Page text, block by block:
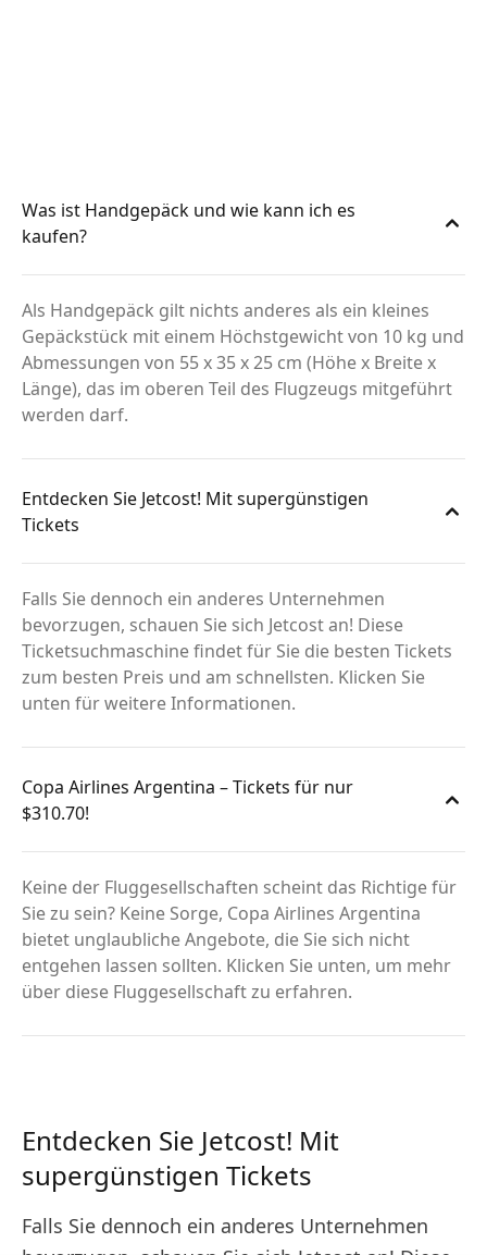
Was ist Handgepäck und wie kann ich es
kaufen?
Als Handgepäck gilt nichts anderes als ein kleines
Gepäckstück mit einem Höchstgewicht von 10 kg und
Abmessungen von 55 x 35 x 25 cm (Höhe x Breite x
Länge), das im oberen Teil des Flugzeugs mitgeführt
werden darf.
Entdecken Sie Jetcost! Mit supergünstigen
Tickets
Falls Sie dennoch ein anderes Unternehmen
bevorzugen, schauen Sie sich Jetcost an! Diese
Ticketsuchmaschine findet für Sie die besten Tickets
zum besten Preis und am schnellsten. Klicken Sie
unten für weitere Informationen.
Copa Airlines Argentina – Tickets für nur
$310.70!
Keine der Fluggesellschaften scheint das Richtige für
Sie zu sein? Keine Sorge, Copa Airlines Argentina
bietet unglaubliche Angebote, die Sie sich nicht
entgehen lassen sollten. Klicken Sie unten, um mehr
über diese Fluggesellschaft zu erfahren.
Entdecken Sie Jetcost! Mit
supergünstigen Tickets
Falls Sie dennoch ein anderes Unternehmen